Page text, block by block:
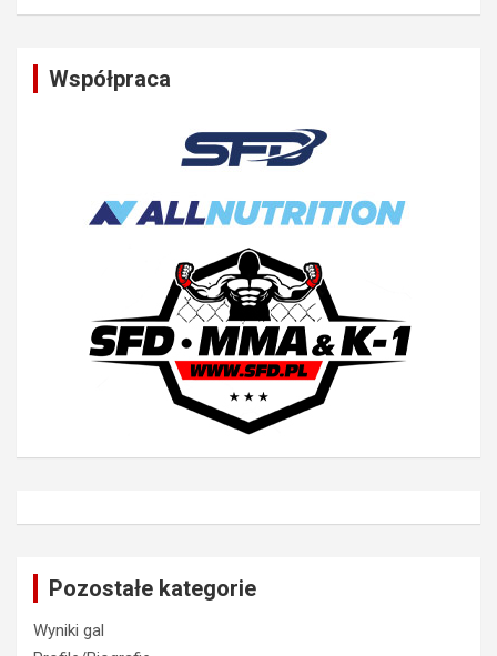
Współpraca
Pozostałe kategorie
Wyniki gal